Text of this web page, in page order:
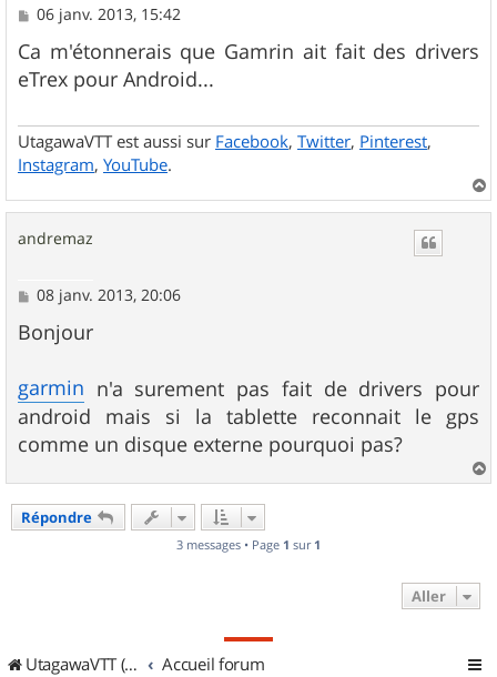
M
s
s
a
06 janv. 2013, 15:42
Ca m'étonnerais que Gamrin ait fait des drivers
eTrex pour Android...
UtagawaVTT est aussi sur Facebook, Twitter, Pinterest,
Instagram, YouTube.
a
andremaz
M
s
s
g
e
08 janv. 2013, 20:06
Bonjour
garmin n'a surement pas fait de drivers pour
android mais si la tablette reconnait le gps
comme un disque externe pourquoi pas?
a
Répondre
3 messages • Page 1 sur 1
Aller
UtagawaVTT (Randos VTT et VTTAE avec traces GPS) Accueil forum